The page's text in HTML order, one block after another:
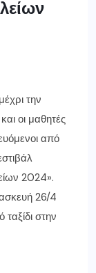
την
οι μαθητές
από
2024».
26/4
στην